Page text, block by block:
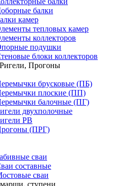
балки
камер
тепловых камер
коллекторов
подушки
блоки коллекторов
Прогоны
брусковые (ПБ)
плоские (ПП)
балочные (ПГ)
двухполочные
РВ
(ПРГ)
сваи
составные
сваи
ступени